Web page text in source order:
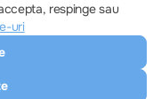
uri
respinge sau
uri